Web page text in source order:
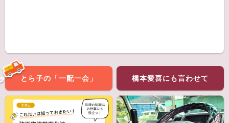
とら子の「一配一会」 橋本愛喜にも言わせて